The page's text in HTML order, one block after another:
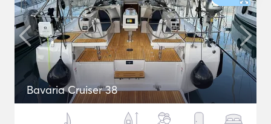
Bavaria Cruiser 38